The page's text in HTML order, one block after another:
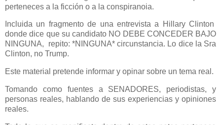
perteneces a la ficción o a la conspiranoia.
Incluida un fragmento de una entrevista a Hillary Clinton
donde dice que su candidato NO DEBE CONCEDER BAJO
NINGUNA, repito: *NINGUNA* circunstancia. Lo dice la Sra
Clinton, no Trump.
Este material pretende informar y opinar sobre un tema real.
Tomando como fuentes a SENADORES, periodistas, y
personas reales, hablando de sus experiencias y opiniones
reales.